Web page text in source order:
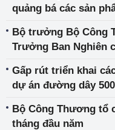
quảng bá các sản
Bộ trưởng Bộ Công
Trưởng Ban Nghiên
Gấp rút triển khai
dự án đường dây
Bộ Công Thương tổ
tháng đầu năm